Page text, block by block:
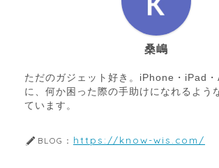
桑嶋
ただのガジェット好き。iPhone・iPad
に、何か困った際の手助けになれるよう
ています。
BLOG： https://know-wis.com/